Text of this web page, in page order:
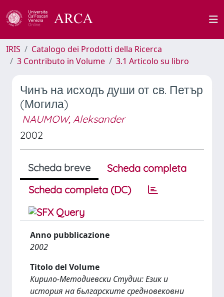
IRIS
Catalogo dei Prodotti della Ricerca
3 Contributo in Volume
3.1 Articolo su libro
Чинъ на исходъ души от св. Петър
(Могила)
NAUMOW, Aleksander
2002
Scheda breve
Scheda completa
Scheda completa (DC)
Anno pubblicazione
2002
Titolo del Volume
Кирило-Методиевски Студии: Език и
история на бьлгарските средновековни